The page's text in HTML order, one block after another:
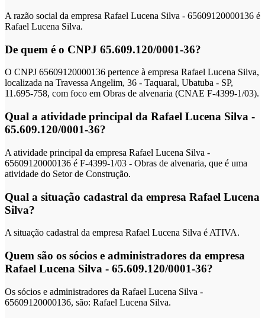
A razão social da empresa Rafael Lucena Silva - 65609120000136 é
Rafael Lucena Silva.
De quem é o CNPJ 65.609.120/0001-36?
O CNPJ 65609120000136 pertence à empresa Rafael Lucena Silva,
localizada na Travessa Angelim, 36 - Taquaral, Ubatuba - SP,
11.695-758, com foco em Obras de alvenaria (CNAE F-4399-1/03).
Qual a atividade principal da Rafael Lucena Silva -
65.609.120/0001-36?
A atividade principal da empresa Rafael Lucena Silva -
65609120000136 é F-4399-1/03 - Obras de alvenaria, que é uma
atividade do Setor de Construção.
Qual a situação cadastral da empresa Rafael Lucena
Silva?
A situação cadastral da empresa Rafael Lucena Silva é ATIVA.
Quem são os sócios e administradores da empresa
Rafael Lucena Silva - 65.609.120/0001-36?
Os sócios e administradores da Rafael Lucena Silva -
65609120000136, são: Rafael Lucena Silva.